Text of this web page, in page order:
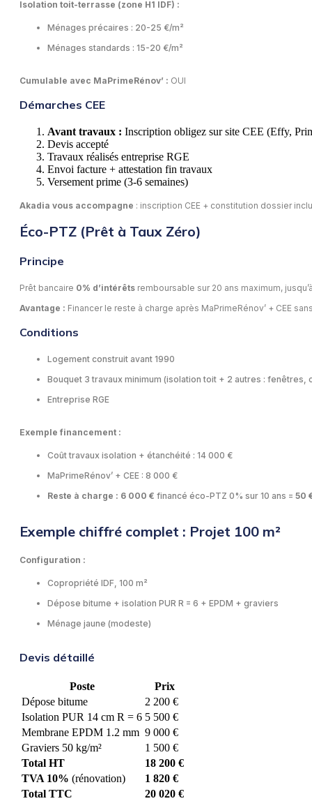
Isolation toit-terrasse (zone H1 IDF) :
Ménages précaires : 20-25 €/m²
Ménages standards : 15-20 €/m²
Cumulable avec MaPrimeRénov’ : OUI
Démarches CEE
Avant travaux : Inscription obligez sur site CEE (Effy,
Devis accepté
Travaux réalisés entreprise RGE
Envoi facture + attestation fin travaux
Versement prime (3-6 semaines)
Akadia vous accompagne : inscription CEE + constitution dossier
Éco-PTZ (Prêt à Taux Zéro)
Principe
Prêt bancaire 0% d’intérêts remboursable sur 20 ans maximum,
Avantage : Financer le reste à charge après MaPrimeRénov’ + CEE
Conditions
Logement construit avant 1990
Bouquet 3 travaux minimum (isolation toit + 2 autres : fenêtres,
Entreprise RGE
Exemple financement :
Coût travaux isolation + étanchéité : 14 000 €
MaPrimeRénov’ + CEE : 8 000 €
Reste à charge : 6 000 € financé éco-PTZ 0% sur 10 ans = 50
Exemple chiffré complet : Projet 100 m²
Configuration :
Copropriété IDF, 100 m²
Dépose bitume + isolation PUR R = 6 + EPDM + graviers
Ménage jaune (modeste)
Devis détaillé
Poste
Prix
Dépose bitume
2 200 €
Isolation PUR 14 cm R = 6 5 500 €
Membrane EPDM 1.2 mm 9 000 €
Graviers 50 kg/m²
1 500 €
Total HT
18 200 €
TVA 10% (rénovation)
1 820 €
Total TTC
20 020 €